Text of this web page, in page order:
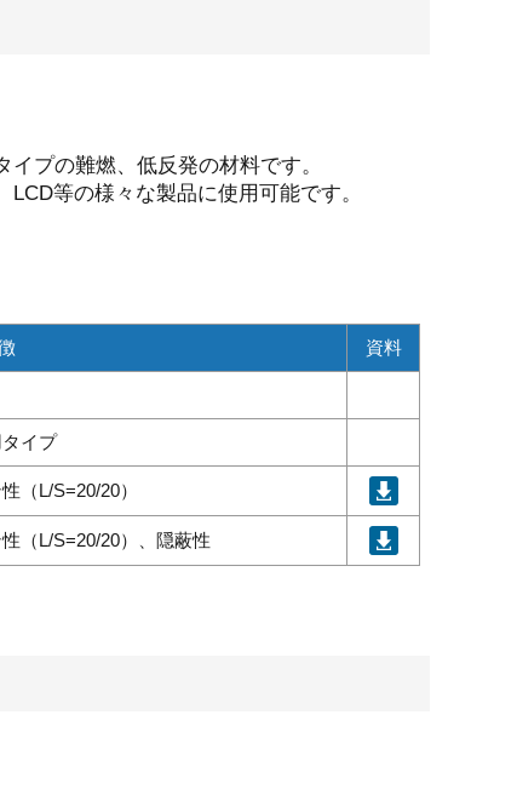
プの難燃、低反発の材料です。
等の様々な製品に使用可能です。
資料
イプ
（L/S=20/20）
（L/S=20/20）、隠蔽性